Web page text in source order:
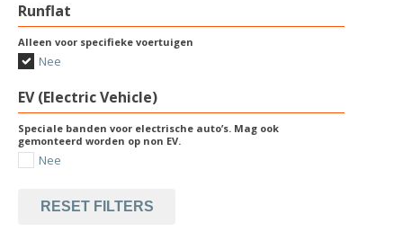
Runflat
Alleen voor specifieke voertuigen
Nee
EV (Electric Vehicle)
Speciale banden voor electrische auto’s. Mag ook
gemonteerd worden op non EV.
Nee
RESET FILTERS